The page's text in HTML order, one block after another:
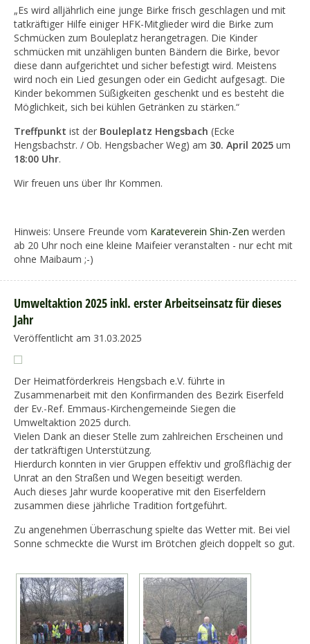
„Es wird alljährlich eine junge Birke frisch geschlagen und mit
tatkräftiger Hilfe einiger HFK-Mitglieder wird die Birke zum
Schmücken zum Bouleplatz herangetragen. Die Kinder
schmücken mit unzähligen bunten Bändern die Birke, bevor
diese dann aufgerichtet und sicher befestigt wird. Meistens
wird noch ein Lied gesungen oder ein Gedicht aufgesagt. Die
Kinder bekommen Süßigkeiten geschenkt und es besteht die
Möglichkeit, sich bei kühlen Getränken zu stärken.“
Treffpunkt ist der Bouleplatz Hengsbach (Ecke
Hengsbachstr. / Ob. Hengsbacher Weg) am 30. April 2025 um
18:00 Uhr.
Wir freuen uns über Ihr Kommen.
Hinweis: Unsere Freunde vom Karateverein Shin-Zen werden
ab 20 Uhr noch eine kleine Maifeier veranstalten - nur echt mit
ohne Maibaum ;-)
Umweltaktion 2025 inkl. erster Arbeitseinsatz für dieses
Jahr
Veröffentlicht am 31.03.2025
Der Heimatförderkreis Hengsbach e.V. führte in
Zusammenarbeit mit den Konfirmanden des Bezirk Eiserfeld
der Ev.-Ref. Emmaus-Kirchengemeinde Siegen die
Umweltaktion 2025 durch.
Vielen Dank an dieser Stelle zum zahlreichen Erscheinen und
der tatkräftigen Unterstützung.
Hierdurch konnten in vier Gruppen effektiv und großflächig der
Unrat an den Straßen und Wegen beseitigt werden.
Auch dieses Jahr wurde kooperative mit den Eiserfeldern
zusammen diese jährliche Tradition fortgeführt.
Zu angenehmen Überraschung spielte das Wetter mit. Bei viel
Sonne schmeckte die Wurst im Brötchen gleich doppelt so gut.